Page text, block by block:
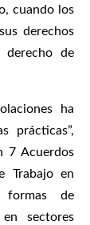
cuando los
derechos
derecho de
ha
prácticas”,
7 Acuerdos
Trabajo en
formas de
sectores